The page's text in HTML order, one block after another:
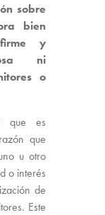
sobre
bien
y
ni
o
que es
que
u otro
o interés
de
Este